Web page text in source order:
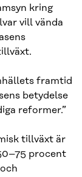
kring
vill vända
framtid
betydelse
reformer.”
tillväxt är
procent